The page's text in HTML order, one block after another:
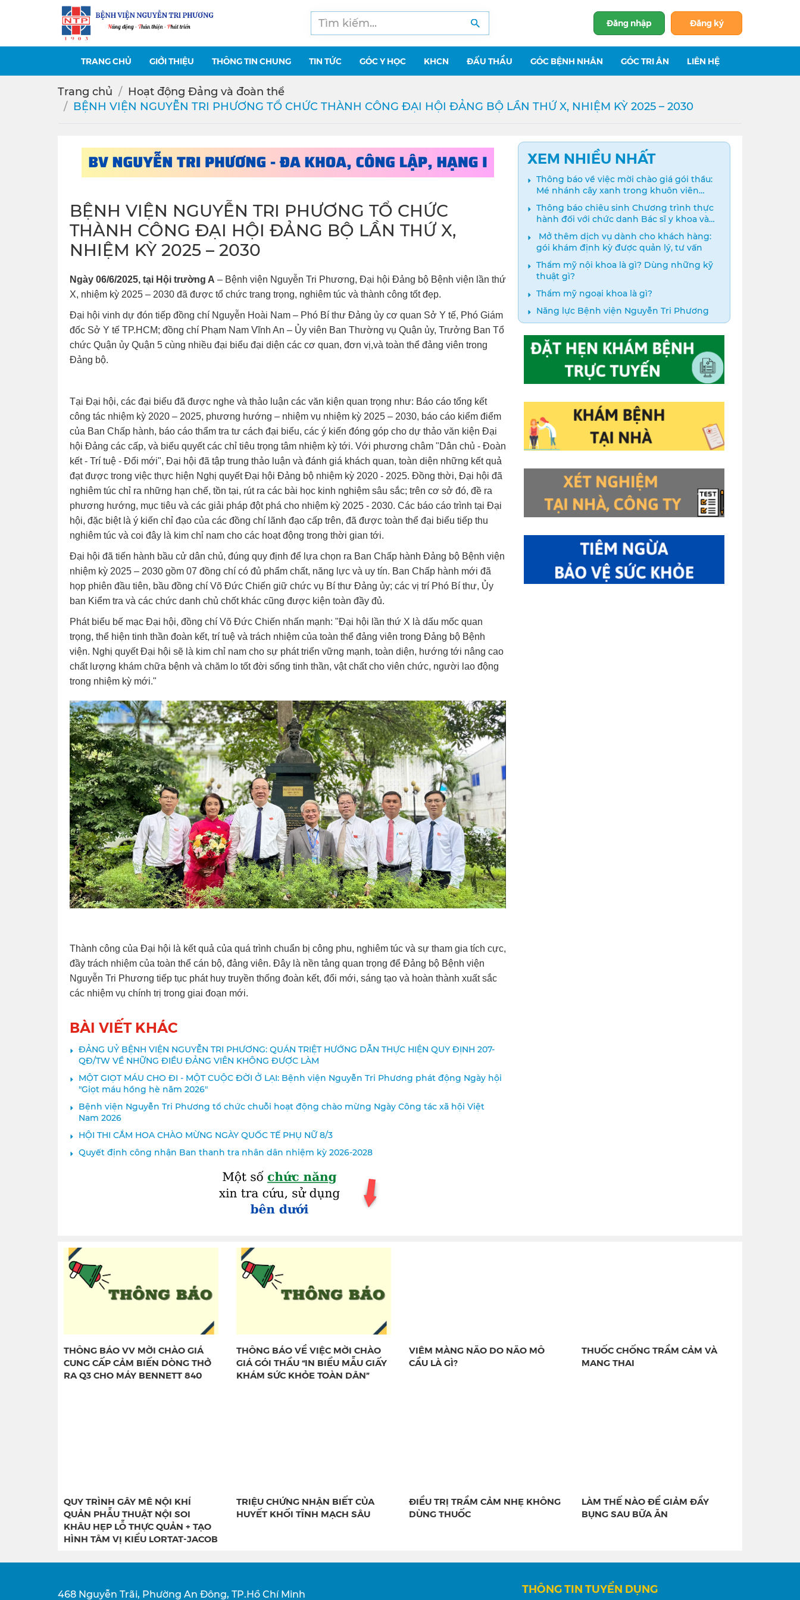
Đăng nhập Đăng ký
TRANG CHỦ GIỚI THIỆU THÔNG TIN CHUNG TIN TỨC GÓC Y HỌC KHCN ĐẤU THẦU GÓC BỆNH NHÂN GÓC TRI ÂN LIÊN HỆ
Trang chủ
Hoạt động Đảng và đoàn thể
BỆNH VIỆN NGUYỄN TRI PHƯƠNG TỔ CHỨC THÀNH CÔNG ĐẠI HỘI ĐẢNG BỘ LẦN THỨ X, NHIỆM KỲ 2025 – 2030
BỆNH VIỆN NGUYỄN TRI PHƯƠNG TỔ CHỨC
THÀNH CÔNG ĐẠI HỘI ĐẢNG BỘ LẦN THỨ X,
NHIỆM KỲ 2025 – 2030
Ngày 06/6/2025, tại Hội trường A – Bệnh viện Nguyễn Tri Phương, Đại hội Đảng bộ Bệnh viện lần thứ
X, nhiệm kỳ 2025 – 2030 đã được tổ chức trang trọng, nghiêm túc và thành công tốt đẹp.
Đại hội vinh dự đón tiếp đồng chí Nguyễn Hoài Nam – Phó Bí thư Đảng ủy cơ quan Sở Y tế, Phó Giám
đốc Sở Y tế TP.HCM; đồng chí Phạm Nam Vĩnh An – Ủy viên Ban Thường vụ Quận ủy, Trưởng Ban Tổ
chức Quận ủy Quận 5 cùng nhiều đại biểu đại diện các cơ quan, đơn vị,và toàn thể đảng viên trong
Đảng bộ.
Tại Đại hội, các đại biểu đã được nghe và thảo luận các văn kiện quan trọng như: Báo cáo tổng kết
công tác nhiệm kỳ 2020 – 2025, phương hướng – nhiệm vụ nhiệm kỳ 2025 – 2030, báo cáo kiểm điểm
của Ban Chấp hành, báo cáo thẩm tra tư cách đại biểu, các ý kiến đóng góp cho dự thảo văn kiện Đại
hội Đảng các cấp, và biểu quyết các chỉ tiêu trọng tâm nhiệm kỳ tới. Với phương châm "Dân chủ - Đoàn
kết - Trí tuệ - Đổi mới", Đại hội đã tập trung thảo luận và đánh giá khách quan, toàn diện những kết quả
đạt được trong việc thực hiện Nghị quyết Đại hội Đảng bộ nhiệm kỳ 2020 - 2025. Đồng thời, Đại hội đã
nghiêm túc chỉ ra những hạn chế, tồn tại, rút ra các bài học kinh nghiệm sâu sắc; trên cơ sở đó, đề ra
phương hướng, mục tiêu và các giải pháp đột phá cho nhiệm kỳ 2025 - 2030. Các báo cáo trình tại Đại
hội, đặc biệt là ý kiến chỉ đạo của các đồng chí lãnh đạo cấp trên, đã được toàn thể đại biểu tiếp thu
nghiêm túc và coi đây là kim chỉ nam cho các hoạt động trong thời gian tới.
Đại hội đã tiến hành bầu cử dân chủ, đúng quy định để lựa chọn ra Ban Chấp hành Đảng bộ Bệnh viện
nhiệm kỳ 2025 – 2030 gồm 07 đồng chí có đủ phẩm chất, năng lực và uy tín. Ban Chấp hành mới đã
họp phiên đầu tiên, bầu đồng chí Võ Đức Chiến giữ chức vụ Bí thư Đảng ủy; các vị trí Phó Bí thư, Ủy
ban Kiểm tra và các chức danh chủ chốt khác cũng được kiện toàn đầy đủ.
Phát biểu bế mạc Đại hội, đồng chí Võ Đức Chiến nhấn mạnh: "Đại hội lần thứ X là dấu mốc quan
trọng, thể hiện tinh thần đoàn kết, trí tuệ và trách nhiệm của toàn thể đảng viên trong Đảng bộ Bệnh
viện. Nghị quyết Đại hội sẽ là kim chỉ nam cho sự phát triển vững mạnh, toàn diện, hướng tới nâng cao
chất lượng khám chữa bệnh và chăm lo tốt đời sống tinh thần, vật chất cho viên chức, người lao động
trong nhiệm kỳ mới."
Thành công của Đại hội là kết quả của quá trình chuẩn bị công phu, nghiêm túc và sự tham gia tích cực,
đầy trách nhiệm của toàn thể cán bộ, đảng viên. Đây là nền tảng quan trọng để Đảng bộ Bệnh viện
Nguyễn Tri Phương tiếp tục phát huy truyền thống đoàn kết, đổi mới, sáng tạo và hoàn thành xuất sắc
các nhiệm vụ chính trị trong giai đoạn mới.
BÀI VIẾT KHÁC
ĐẢNG UỶ BỆNH VIỆN NGUYỄN TRI PHƯƠNG: QUÁN TRIỆT HƯỚNG DẪN THỰC HIỆN QUY ĐỊNH 207-
QĐ/TW VỀ NHỮNG ĐIỀU ĐẢNG VIÊN KHÔNG ĐƯỢC LÀM
MỘT GIỌT MÁU CHO ĐI - MỘT CUỘC ĐỜI Ở LẠI: Bệnh viện Nguyễn Tri Phương phát động Ngày hội
"Giọt máu hồng hè năm 2026"
Bệnh viện Nguyễn Tri Phương tổ chức chuỗi hoạt động chào mừng Ngày Công tác xã hội Việt
Nam 2026
HỘI THI CẮM HOA CHÀO MỪNG NGÀY QUỐC TẾ PHỤ NỮ 8/3
Quyết định công nhận Ban thanh tra nhân dân nhiệm kỳ 2026-2028
XEM NHIỀU NHẤT
Thông báo về việc mời chào giá gói thầu:
Mé nhánh cây xanh trong khuôn viên
bệnh viện
Thông báo chiêu sinh Chương trình thực
hành đối với chức danh Bác sĩ y khoa và
Điều dưỡng năm 2024
️ Mở thêm dịch vụ dành cho khách hàng:
gói khám định kỳ được quản lý, tư vấn
Thẩm mỹ nội khoa là gì? Dùng những kỹ
thuật gì?
Thẩm mỹ ngoại khoa là gì?
Năng lực Bệnh viện Nguyễn Tri Phương
THÔNG BÁO VV MỜI CHÀO GIÁ
CUNG CẤP CẢM BIẾN DÒNG THỞ
RA Q3 CHO MÁY BENNETT 840
THÔNG BÁO VỀ VIỆC MỜI CHÀO
GIÁ GÓI THẦU “IN BIỂU MẪU GIẤY
KHÁM SỨC KHỎE TOÀN DÂN”
VIÊM MÀNG NÃO DO NÃO MÔ
CẦU LÀ GÌ?
THUỐC CHỐNG TRẦM CẢM VÀ
MANG THAI
QUY TRÌNH GÂY MÊ NỘI KHÍ
QUẢN PHẪU THUẬT NỘI SOI
KHÂU HẸP LỖ THỰC QUẢN + TẠO
HÌNH TÂM VỊ KIỂU LORTAT-JACOB
TRIỆU CHỨNG NHẬN BIẾT CỦA
HUYẾT KHỐI TĨNH MẠCH SÂU
ĐIỀU TRỊ TRẦM CẢM NHẸ KHÔNG
DÙNG THUỐC
LÀM THẾ NÀO ĐỂ GIẢM ĐẦY
BỤNG SAU BỮA ĂN
468 Nguyễn Trãi, Phường An Đông, TP.Hồ Chí Minh THÔNG TIN TUYỂN DỤNG